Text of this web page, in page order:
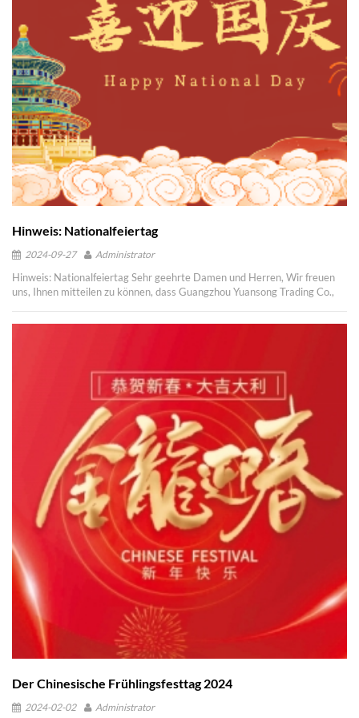
das Ihr Erfolg ist mit uns verflochten . Wenn Kunden in Südostasien oder
Amerika Begegnung mit Problemen mit ihren Gabelstapeln, wie...
entschuldigen uns im Voraus für etwaige Unannehmlichkeiten und
bedanken uns für Ihr Verständnis und Ihre Kooperation. Wenn Sie
dringende Angelegenheiten oder Anfragen haben, empfehlen wir Ihnen,
sich vor dem 20. Januar an uns zu wenden, da unser Team während der
Feiertage nur begrenzt verfügbar sein wird. Wir danken Ihnen aufrichtig
für Ihre kontinuierliche Unterstützung und Zusammenarbeit das ganze
Jahr über. Im Namen von Guangzhou Yuansong Trading Co., Ltd. möchten
wir Ihnen und Ihren Lieben unsere herzlichsten Wünsche für ein frohes
und erfolgreiches chinesisches Neujahr übermitteln. Vielen Dank für Ihre
Aufmerksamkeit und wir freuen uns darauf, Sie nach dem Urlaub wieder
zu bedienen. Mit freundlichen Grüßen Yuki Guangzhou Yuansong Trading
Co., Ltd.
Hinweis: Nationalfeiertag
2024-09-27 Administrator
Hinweis: Nationalfeiertag Sehr geehrte Damen und Herren, Wir freuen
uns, Ihnen mitteilen zu können, dass Guangzhou Yuansong Trading Co.,
Körper regenerieren. Wir glauben, dass dieser Feiertag jedem die
Möglichkeit bietet, sich auszuruhen und neue Energie zu tanken, sodass
wir mit neuer Energie und Begeisterung an die Arbeit zurückkehren
können. Bitte stellen Sie sicher, dass alle ausstehenden Aufgaben vor
Beginn des Urlaubs erledigt sind. Sollten in diesem Zeitraum dringende
Angelegenheiten vorliegen, die Ihrer Aufmerksamkeit bedürfen, treffen
Sie bitte die notwendigen Vereinbarungen mit Ihrem Vorgesetzten, bevor
Sie Urlaub nehmen. Der normale Geschäftsbetrieb wird am 6. Oktober
2024 (Sonntag) wieder aufgenommen. Im Namen von Guangzhou
Yuansong Trading Co., Ltd. wünschen wir Ihnen frohe und erholsame
Feiertage zum Nationalfeiertag. Mit freundlichen Grüßen Yuki
Guangzhou Yuansong Trading Co., Ltd
Der Chinesische Frühlingsfesttag 2024
2024-02-02 Administrator